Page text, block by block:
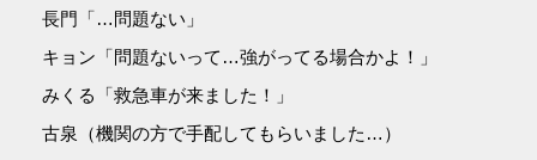
長門「…問題ない」
キョン「問題ないって…強がってる場合かよ！」
みくる「救急車が来ました！」
古泉（機関の方で手配してもらいました…）